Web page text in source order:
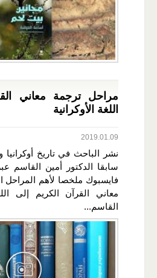
مراحل ترجمة معاني
اللغة الأوكرانية
2019.01.09
نشر الباحث في تاريخ أوكرانيا
سابقا الدكتور أمين القاسم
فايسبوك ملخصا لأهم المراحل
معاني القرآن الكريم إلى
القاسم...